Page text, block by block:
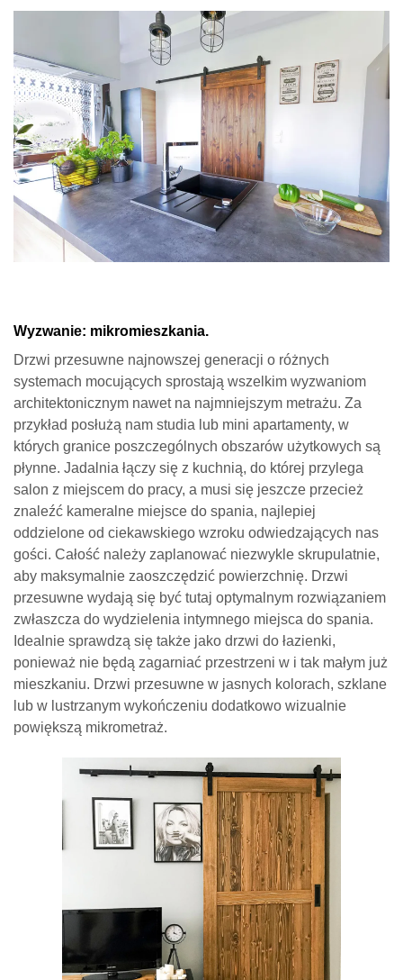
Wyzwanie: mikromieszkania.
Drzwi przesuwne najnowszej generacji o różnych
systemach mocujących sprostają wszelkim wyzwaniom
architektonicznym nawet na najmniejszym metrażu. Za
przykład posłużą nam studia lub mini apartamenty, w
których granice poszczególnych obszarów użytkowych są
płynne. Jadalnia łączy się z kuchnią, do której przylega
salon z miejscem do pracy, a musi się jeszcze przecież
znaleźć kameralne miejsce do spania, najlepiej
oddzielone od ciekawskiego wzroku odwiedzających nas
gości. Całość należy zaplanować niezwykle skrupulatnie,
aby maksymalnie zaoszczędzić powierzchnię. Drzwi
przesuwne wydają się być tutaj optymalnym rozwiązaniem
zwłaszcza do wydzielenia intymnego miejsca do spania.
Idealnie sprawdzą się także jako drzwi do łazienki,
ponieważ nie będą zagarniać przestrzeni w i tak małym już
mieszkaniu. Drzwi przesuwne w jasnych kolorach, szklane
lub w lustrzanym wykończeniu dodatkowo wizualnie
powiększą mikrometraż.